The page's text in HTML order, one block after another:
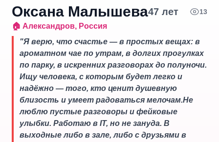
Оксана Малышева47 лет 13
🏠 Александров, Россия
"Я верю, что счастье — в простых вещах: в
ароматном чае по утрам, в долгих прогулках
по парку, в искренних разговорах до полуночи.
Ищу человека, с которым будет легко и
надёжно — того, кто ценит душевную
близость и умеет радоваться мелочам.Не
люблю пустые разговоры и фейковые
улыбки. Работаю в IT, но не зануда. В
выходные либо в зале, либо с друзьями в